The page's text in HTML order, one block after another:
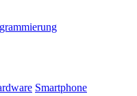
Smartphone